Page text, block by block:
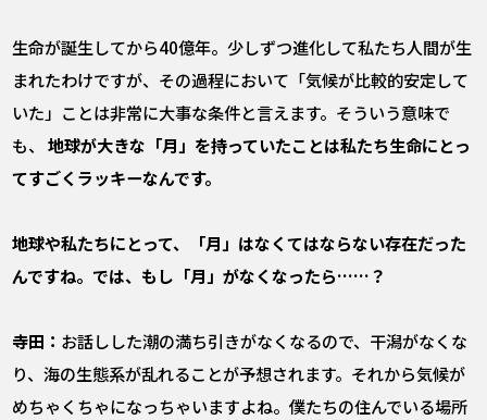
生命が誕生してから40億年。少しずつ進化して私たち人間が生
まれたわけですが、その過程において「気候が比較的安定して
いた」ことは非常に大事な条件と言えます。そういう意味で
も、地球が大きな「月」を持っていたことは私たち生命にとっ
てすごくラッキーなんです。
――地球や私たちにとって、「月」はなくてはならない存在だった
んですね。では、もし「月」がなくなったら……？
寺田： お話しした潮の満ち引きがなくなるので、干潟がなくな
り、海の生態系が乱れることが予想されます。それから気候が
めちゃくちゃになっちゃいますよね。僕たちの住んでいる場所